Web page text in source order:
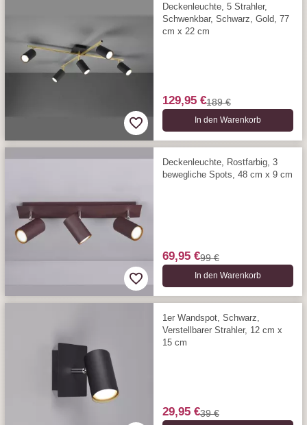
Deckenleuchte, 5 Strahler,
Schwenkbar, Schwarz, Gold, 77
cm x 22 cm
129,95 €189 €
In den Warenkorb
Deckenleuchte, Rostfarbig, 3
bewegliche Spots, 48 cm x 9 cm
69,95 €99 €
In den Warenkorb
1er Wandspot, Schwarz,
Verstellbarer Strahler, 12 cm x
15 cm
29,95 €39 €